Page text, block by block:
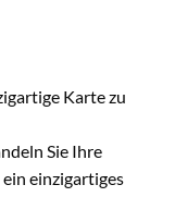
Karte zu
Sie Ihre
einzigartiges